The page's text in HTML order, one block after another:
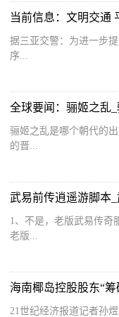
据三亚交警：为进一步
序...
全球要闻：骊姬之乱
骊姬之乱是哪个朝代的
的晋...
武易前传逍遥游脚本
1、不是，老版武易传奇
老版...
21世纪经济报道记者孙